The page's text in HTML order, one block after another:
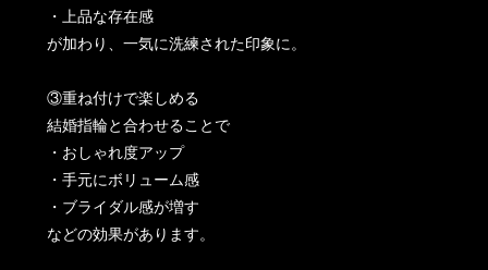
・上品な存在感
が加わり、一気に洗練された印象に。
③重ね付けで楽しめる
結婚指輪と合わせることで
・おしゃれ度アップ
・手元にボリューム感
・ブライダル感が増す
などの効果があります。